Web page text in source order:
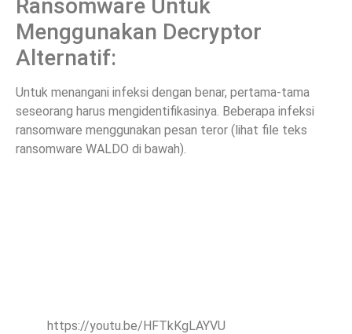
Ransomware Untuk
Menggunakan Decryptor
Alternatif:
Untuk menangani infeksi dengan benar, pertama-tama
seseorang harus mengidentifikasinya. Beberapa infeksi
ransomware menggunakan pesan teror (lihat file teks
ransomware WALDO di bawah).
https://youtu.be/HFTkKgLAYVU